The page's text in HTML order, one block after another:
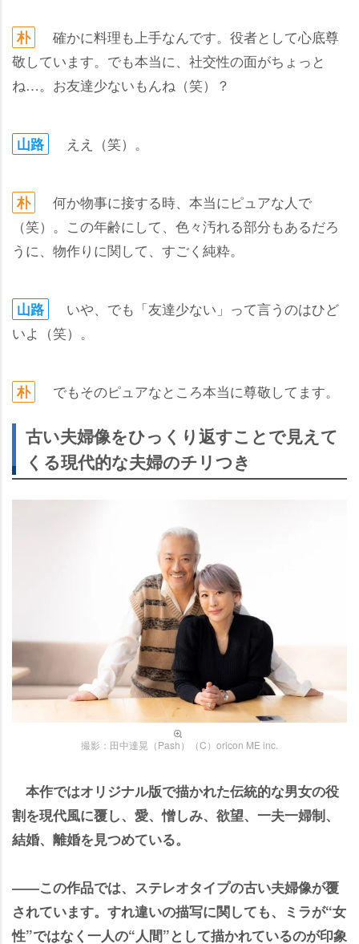
朴
確かに料理も上手なんです。役者として心底尊
敬しています。でも本当に、社交性の面がちょっと
ね…。お友達少ないもんね（笑）？
山路 ええ（笑）。
朴
何か物事に接する時、本当にピュアな人で
（笑）。この年齢にして、色々汚れる部分もあるだろ
うに、物作りに関して、すごく純粋。
山路
いや、でも「友達少ない」って言うのはひど
いよ（笑）。
朴 でもそのピュアなところ本当に尊敬してます。
古い夫婦像をひっくり返すことで見えて
くる現代的な夫婦のチリつき
撮影：田中達晃（Pash）（C）oricon ME inc.
本作ではオリジナル版で描かれた伝統的な男女の役
割を現代風に覆し、愛、憎しみ、欲望、一夫一婦制、
結婚、離婚を見つめている。
――この作品では、ステレオタイプの古い夫婦像が覆
されています。すれ違いの描写に関しても、ミラが“女
性”ではなく一人の“人間”として描かれているのが印象